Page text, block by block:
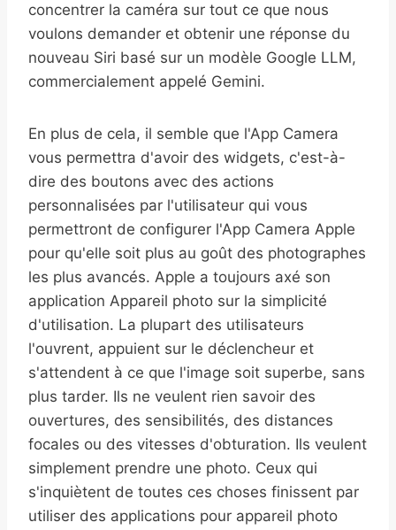
concentrer la caméra sur tout ce que nous
voulons demander et obtenir une réponse du
nouveau Siri basé sur un modèle Google LLM,
commercialement appelé Gemini.
En plus de cela, il semble que l'App Camera
vous permettra d'avoir des widgets, c'est-à-
dire des boutons avec des actions
personnalisées par l'utilisateur qui vous
permettront de configurer l'App Camera Apple
pour qu'elle soit plus au goût des photographes
les plus avancés. Apple a toujours axé son
application Appareil photo sur la simplicité
d'utilisation. La plupart des utilisateurs
l'ouvrent, appuient sur le déclencheur et
s'attendent à ce que l'image soit superbe, sans
plus tarder. Ils ne veulent rien savoir des
ouvertures, des sensibilités, des distances
focales ou des vitesses d'obturation. Ils veulent
simplement prendre une photo. Ceux qui
s'inquiètent de toutes ces choses finissent par
utiliser des applications pour appareil photo